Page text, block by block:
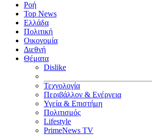
Ροή
Top News
Ελλάδα
Πολιτική
Οικονομία
Διεθνή
Θέματα
Dislike
Τεχνολογία
Περιβάλλον & Ενέργεια
Υγεία & Επιστήμη
Πολιτισμός
Lifestyle
PrimeNews TV